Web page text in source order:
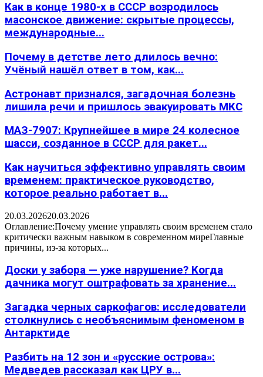
Как в конце 1980-х в СССР возродилось
масонское движение: скрытые процессы,
международные...
Почему в детстве лето длилось вечно:
Учёный нашёл ответ в том, как...
Астронавт признался, загадочная болезнь
лишила речи и пришлось эвакуировать МКС
МАЗ-7907: Крупнейшее в мире 24 колесное
шасси, созданное в СССР для ракет...
Как научиться эффективно управлять своим
временем: практическое руководство,
которое реально работает в...
20.03.202620.03.2026
Оглавление:Почему умение управлять своим временем стало
критически важным навыком в современном миреГлавные
причины, из-за которых...
Доски у забора — уже нарушение? Когда
дачника могут оштрафовать за хранение...
Загадка черных саркофагов: исследователи
столкнулись с необъяснимым феноменом в
Антарктиде
Разбить на 12 зон и «русские острова»:
Медведев рассказал как ЦРУ в...